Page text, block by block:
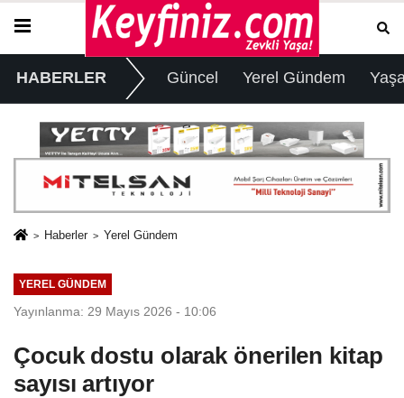
HABERLER Güncel Yerel Gündem
Haberler Yerel Gündem
YEREL GÜNDEM
Yayınlanma: 29 Mayıs 2026 - 10:06
Çocuk dostu olarak önerilen kitap
sayısı artıyor